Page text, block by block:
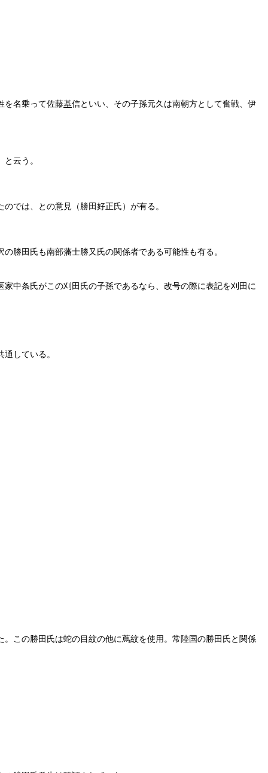
を名乗って佐藤基信といい、その子孫元久は南朝方として奮戦、伊
云う。
では、との意見（勝田好正氏）が有る。
勝田氏も南部藩士勝又氏の関係者である可能性も有る。
中条氏がこの刈田氏の子孫であるなら、改号の際に表記を刈田に
している。
年名簿天保八年参照。
この勝田氏は蛇の目紋の他に蔦紋を使用。常陸国の勝田氏と関係